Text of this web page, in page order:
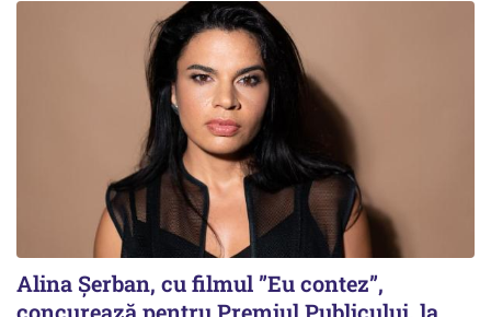
Alina Șerban, cu filmul ”Eu contez”,
concurează pentru Premiul Publicului, la